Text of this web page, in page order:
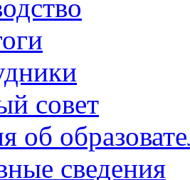
совет
об
сведения